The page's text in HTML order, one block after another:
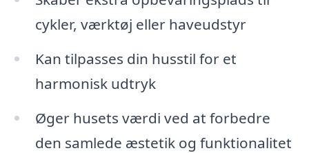
cykler, værktøj eller haveudstyr
Kan tilpasses din husstil for et
harmonisk udtryk
Øger husets værdi ved at forbedre
den samlede æstetik og funktionalitet